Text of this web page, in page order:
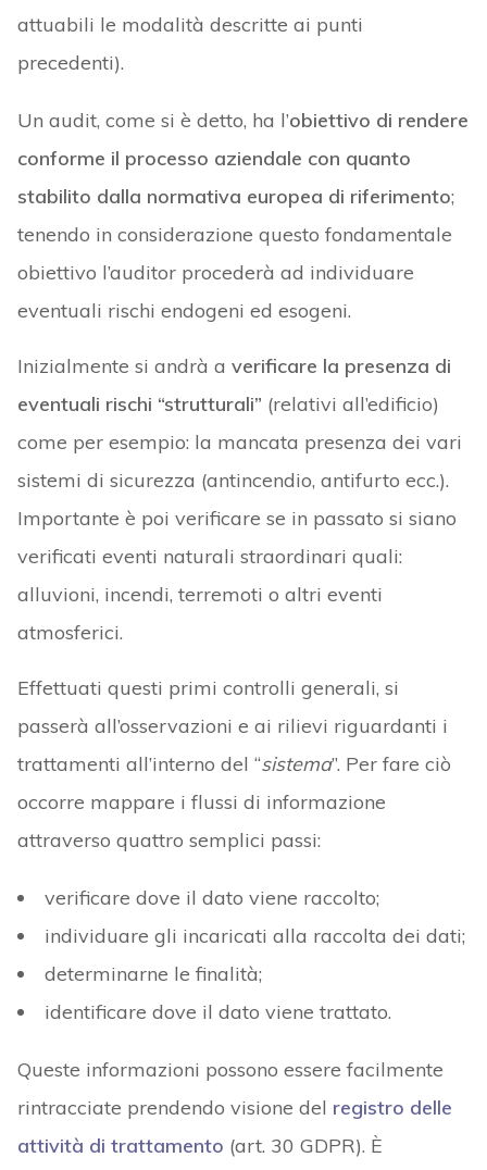
attuabili le modalità descritte ai punti
precedenti).
Un audit, come si è detto, ha l’obiettivo di rendere
conforme il processo aziendale con quanto
stabilito dalla normativa europea di riferimento;
tenendo in considerazione questo fondamentale
obiettivo l’auditor procederà ad individuare
eventuali rischi endogeni ed esogeni.
Inizialmente si andrà a verificare la presenza di
eventuali rischi “strutturali” (relativi all’edificio)
come per esempio: la mancata presenza dei vari
sistemi di sicurezza (antincendio, antifurto ecc.).
Importante è poi verificare se in passato si siano
verificati eventi naturali straordinari quali:
alluvioni, incendi, terremoti o altri eventi
atmosferici.
Effettuati questi primi controlli generali, si
passerà all’osservazioni e ai rilievi riguardanti i
trattamenti all’interno del “sistema”. Per fare ciò
occorre mappare i flussi di informazione
attraverso quattro semplici passi:
verificare dove il dato viene raccolto;
individuare gli incaricati alla raccolta dei dati;
determinarne le finalità;
identificare dove il dato viene trattato.
Queste informazioni possono essere facilmente
rintracciate prendendo visione del registro delle
attività di trattamento (art. 30 GDPR). È